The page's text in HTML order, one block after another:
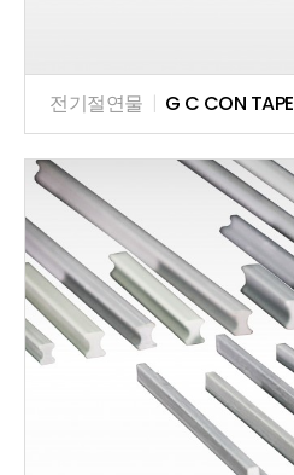
전기절연물 | G C CON TAPE